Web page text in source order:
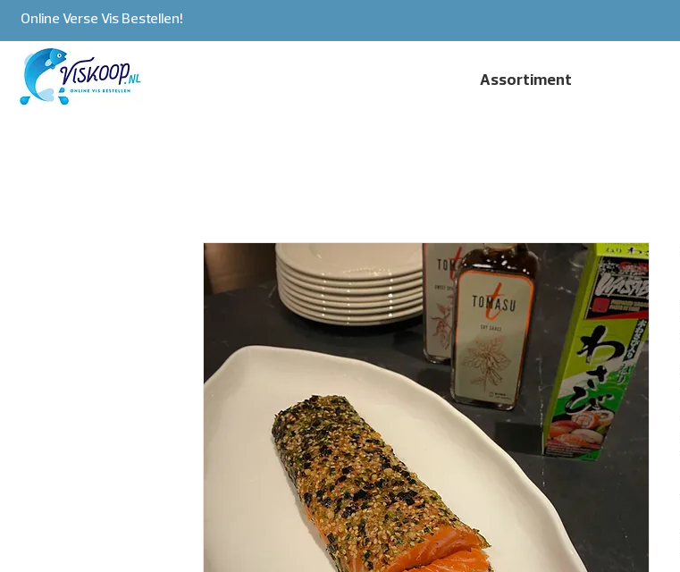
Online Verse Vis Bestellen!
Assortiment